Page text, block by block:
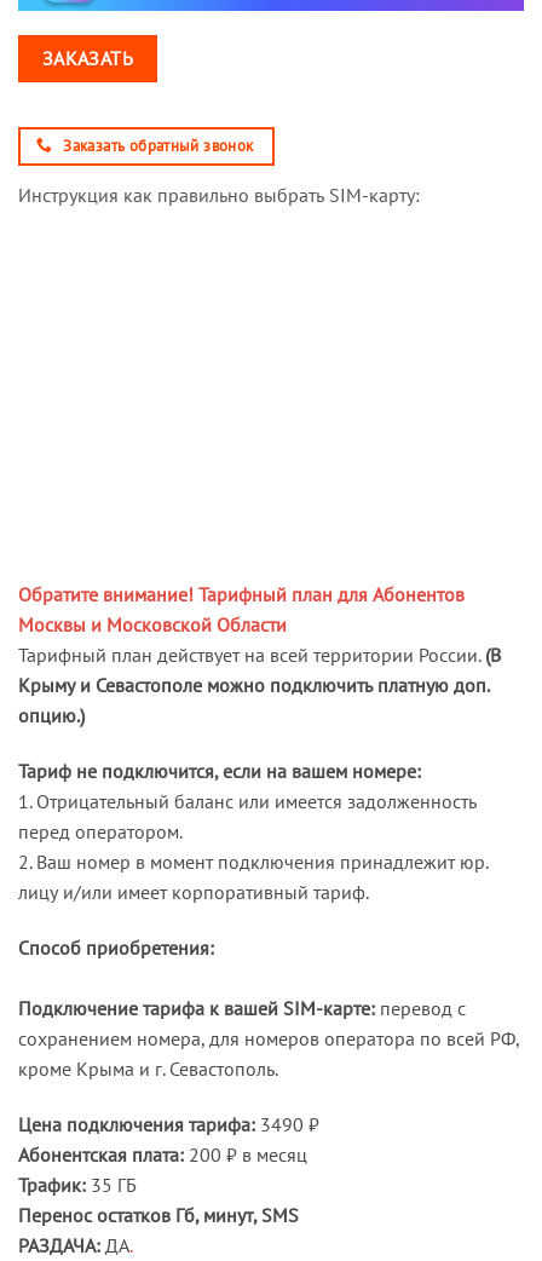
ЗАКАЗАТЬ
Заказать обратный звонок
Инструкция как правильно выбрать SIM-карту:
Обратите внимание! Тарифный план для Абонентов
Москвы и Московской Области
Тарифный план действует на всей территории России. (В
Крыму и Севастополе можно подключить платную доп.
опцию.)
Тариф не подключится, если на вашем номере:
1. Отрицательный баланс или имеется задолженность
перед оператором.
2. Ваш номер в момент подключения принадлежит юр.
лицу и/или имеет корпоративный тариф.
Способ приобретения:
Подключение тарифа к вашей SIM-карте: перевод с
сохранением номера, для номеров оператора по всей РФ,
кроме Крыма и г. Севастополь.
Цена подключения тарифа: 3490 ₽
Абонентская плата: 200 ₽ в месяц
Трафик: 35 ГБ
Перенос остатков Гб, минут, SMS
РАЗДАЧА: ДА.